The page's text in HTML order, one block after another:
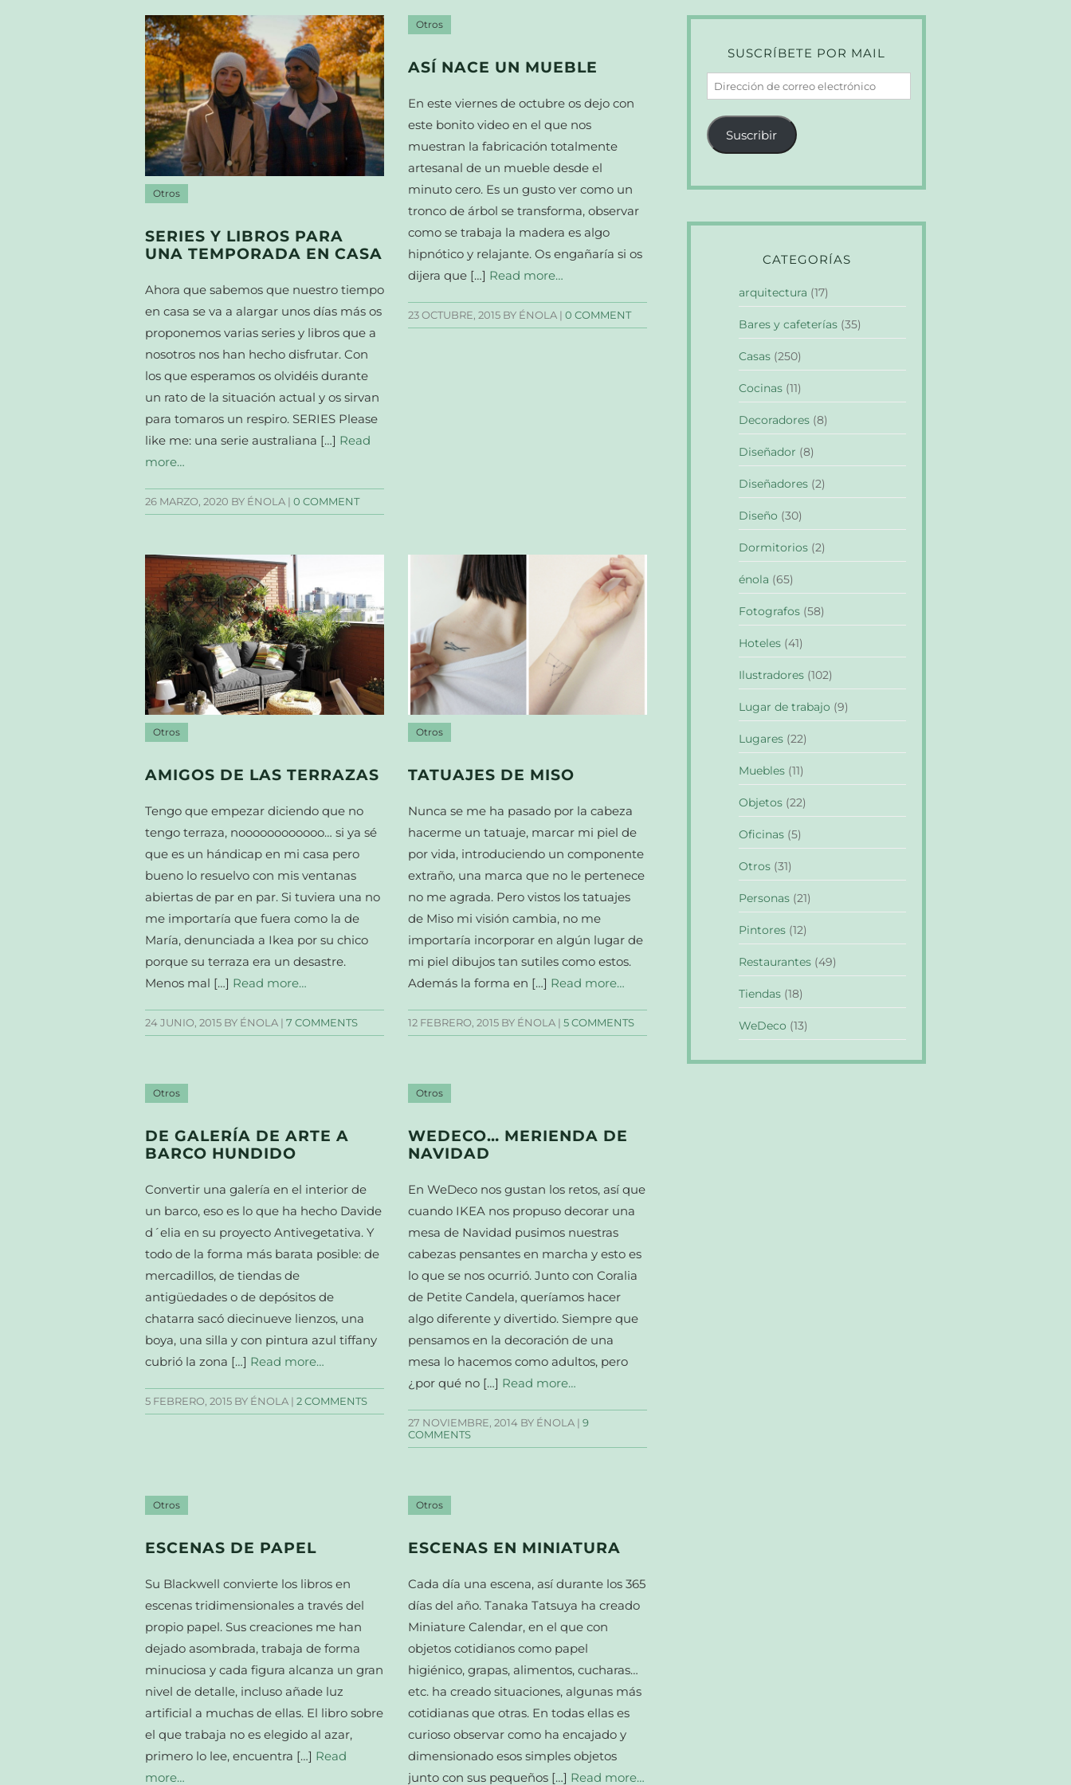
Otros
SERIES Y LIBROS PARA
UNA TEMPORADA EN CASA
Ahora que sabemos que nuestro tiempo
en casa se va a alargar unos días más os
proponemos varias series y libros que a
nosotros nos han hecho disfrutar. Con
los que esperamos os olvidéis durante
un rato de la situación actual y os sirvan
para tomaros un respiro. SERIES Please
like me: una serie australiana […] Read
more…
26 MARZO, 2020 BY ÉNOLA | 0 COMMENT
Otros
ASÍ NACE UN MUEBLE
En este viernes de octubre os dejo con
este bonito video en el que nos
muestran la fabricación totalmente
artesanal de un mueble desde el
minuto cero. Es un gusto ver como un
tronco de árbol se transforma, observar
como se trabaja la madera es algo
hipnótico y relajante. Os engañaría si os
dijera que […] Read more…
23 OCTUBRE, 2015 BY ÉNOLA | 0 COMMENT
Otros
AMIGOS DE LAS TERRAZAS
Tengo que empezar diciendo que no
tengo terraza, noooooooooooo… si ya sé
que es un hándicap en mi casa pero
bueno lo resuelvo con mis ventanas
abiertas de par en par. Si tuviera una no
me importaría que fuera como la de
María, denunciada a Ikea por su chico
porque su terraza era un desastre.
Menos mal […] Read more…
24 JUNIO, 2015 BY ÉNOLA | 7 COMMENTS
Otros
TATUAJES DE MISO
Nunca se me ha pasado por la cabeza
hacerme un tatuaje, marcar mi piel de
por vida, introduciendo un componente
extraño, una marca que no le pertenece
no me agrada. Pero vistos los tatuajes
de Miso mi visión cambia, no me
importaría incorporar en algún lugar de
mi piel dibujos tan sutiles como estos.
Además la forma en […] Read more…
12 FEBRERO, 2015 BY ÉNOLA | 5 COMMENTS
Otros
DE GALERÍA DE ARTE A
BARCO HUNDIDO
Convertir una galería en el interior de
un barco, eso es lo que ha hecho Davide
d´elia en su proyecto Antivegetativa. Y
todo de la forma más barata posible: de
mercadillos, de tiendas de
antigüedades o de depósitos de
chatarra sacó diecinueve lienzos, una
boya, una silla y con pintura azul tiffany
cubrió la zona […] Read more…
5 FEBRERO, 2015 BY ÉNOLA | 2 COMMENTS
Otros
WEDECO… MERIENDA DE
NAVIDAD
En WeDeco nos gustan los retos, así que
cuando IKEA nos propuso decorar una
mesa de Navidad pusimos nuestras
cabezas pensantes en marcha y esto es
lo que se nos ocurrió. Junto con Coralia
de Petite Candela, queríamos hacer
algo diferente y divertido. Siempre que
pensamos en la decoración de una
mesa lo hacemos como adultos, pero
¿por qué no […] Read more…
27 NOVIEMBRE, 2014 BY ÉNOLA | 9
COMMENTS
Otros
ESCENAS DE PAPEL
Su Blackwell convierte los libros en
escenas tridimensionales a través del
propio papel. Sus creaciones me han
dejado asombrada, trabaja de forma
minuciosa y cada figura alcanza un gran
nivel de detalle, incluso añade luz
artificial a muchas de ellas. El libro sobre
el que trabaja no es elegido al azar,
primero lo lee, encuentra […] Read
more…
Otros
ESCENAS EN MINIATURA
Cada día una escena, así durante los 365
días del año. Tanaka Tatsuya ha creado
Miniature Calendar, en el que con
objetos cotidianos como papel
higiénico, grapas, alimentos, cucharas…
etc. ha creado situaciones, algunas más
cotidianas que otras. En todas ellas es
curioso observar como ha encajado y
dimensionado esos simples objetos
junto con sus pequeños […] Read more…
SUSCRÍBETE POR MAIL
Dirección
de
correo
electrónico
Suscribir
CATEGORÍAS
arquitectura (17)
Bares y cafeterías (35)
Casas (250)
Cocinas (11)
Decoradores (8)
Diseñador (8)
Diseñadores (2)
Diseño (30)
Dormitorios (2)
énola (65)
Fotografos (58)
Hoteles (41)
Ilustradores (102)
Lugar de trabajo (9)
Lugares (22)
Muebles (11)
Objetos (22)
Oficinas (5)
Otros (31)
Personas (21)
Pintores (12)
Restaurantes (49)
Tiendas (18)
WeDeco (13)